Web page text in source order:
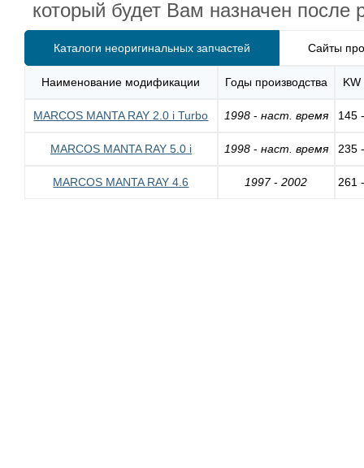
который будет Вам назначен после
Каталоги неоригинальных запчастей Сайты
Наименование модификации Годы производства KW
MARCOS MANTA RAY 2.0 i Turbo 1998 - наст. время 145
MARCOS MANTA RAY 5.0 i 1998 - наст. время 235
MARCOS MANTA RAY 4.6 1997-2002 261